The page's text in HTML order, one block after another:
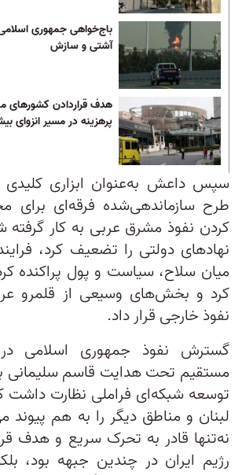
باج‌خواهی جمهوری
آشتی و سازش
هدف قراردادن کشورهای
پرهزینه در مسیر انزوای
سپس داعش به‌عنوان ابزاری
طرح سازماندهی‌شده فرقه‌ای برای
کردن نفوذ مشرق عربی به‌ کار
نهادهای دولتی را تضعیف کرد،
میان سلاح، سیاست و پول پراکنده
کرد و بخش‌های وسیعی از قلمرو
نفوذ خارجی قرار داد.
گسترش نفوذ جمهوری اسلامی
مستقیم تحت هدایت قاسم سلیمانی
توسعه شبکه‌ای فراملی نظارت داشت
لبنان و مناطق دیگر را به هم پیوند
نه‌تنها قادر به تحرک سریع و هدف
رژیم ایران در چندین جبهه بود،